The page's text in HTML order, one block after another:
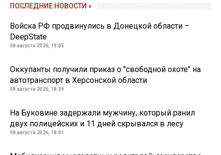
ПОСЛЕДНИЕ НОВОСТИ »
Войска РФ продвинулись в Донецкой области –
DeepState
08 августа 2026, 19:05
Оккупанты получили приказ о "свободной охоте" на
автотранспорт в Херсонской области
08 августа 2026, 18:39
На Буковине задержали мужчину, который ранил
двух полицейских и 11 дней скрывался в лесу
08 августа 2026, 18:01